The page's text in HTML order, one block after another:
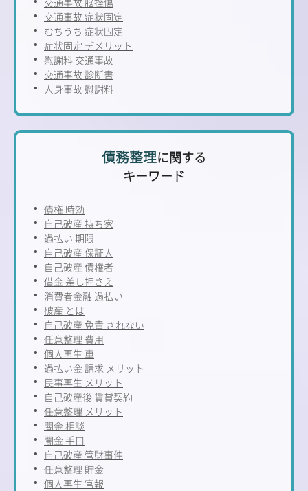
交通事故 症状固定
むちうち 症状固定
症状固定 デメリット
慰謝料 交通事故
交通事故 診断書
人身事故 慰謝料
債務整理に関する
キーワード
債権 時効
自己破産 持ち家
過払い 期限
自己破産 保証人
自己破産 債権者
借金 差し押さえ
消費者金融 過払い
破産 とは
自己破産 免責 されない
任意整理 費用
個人再生 車
過払い金 請求 メリット
民事再生 メリット
自己破産後 賃貸契約
任意整理 メリット
闇金 相談
闇金 手口
自己破産 管財事件
任意整理 貯金
個人再生 官報